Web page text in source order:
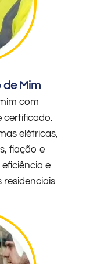
de Mim
com
certificado.
elétricas,
fiação e
e